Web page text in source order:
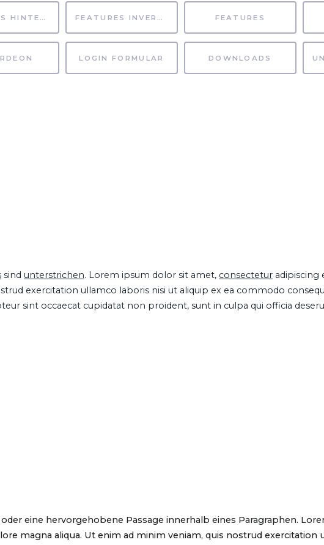
FEATURES HINTERGRUND FEATURES INVERTIERT FEATURES
LOGIN FORMULAR DOWNLOADS
sind unterstrichen. Lorem ipsum dolor sit amet, consectetur adipiscing
exercitation ullamco laboris nisi ut aliquip ex ea commodo
sint occaecat cupidatat non proident, sunt in culpa qui officia
eine hervorgehobene Passage innerhalb eines Paragraphen.
magna aliqua. Ut enim ad minim veniam, quis nostrud exercitation